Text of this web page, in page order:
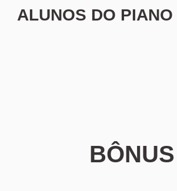
ALUNOS DO PIANO
BÔNUS